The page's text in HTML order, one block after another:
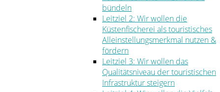
bündeln
Leitziel 2: Wir wollen die
Küstenfischerei als touristisches
Alleinstellungsmerkmal nutzen &
fördern
Leitziel 3: Wir wollen das
Qualitätsniveau der touristischen
Infrastruktur steigern